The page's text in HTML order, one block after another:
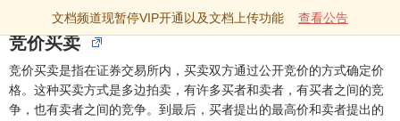
文档频道现暂停VIP开通以及文档上传功能 查看公告
竞价买卖
竞价买卖是指在证券交易所内，买卖双方通过公开竞价的方式确定价
格。这种买卖方式是多边拍卖，有许多买者和卖者，有买者之间的竞
争，也有卖者之间的竞争。到最后，买者提出的最高价和卖者提出的